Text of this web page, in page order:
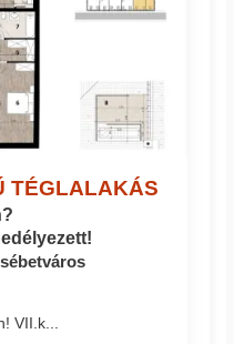
TÉGLALAKÁS
VII.k...